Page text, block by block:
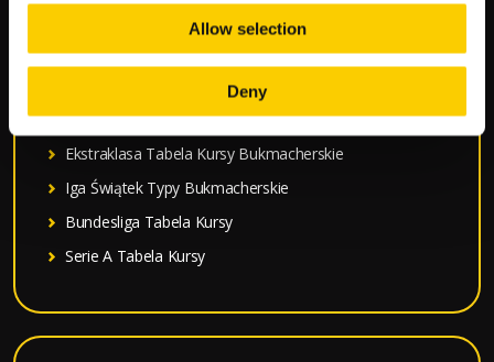
Allow selection
Deny
Typy Bukmacherskie na dziś
Premier League Tabela Kursy
Liga Mistrzów Terminarz Kursy
La Liga Tabela Kursy
Ekstraklasa Tabela Kursy Bukmacherskie
Iga Świątek Typy Bukmacherskie
Bundesliga Tabela Kursy
Serie A Tabela Kursy